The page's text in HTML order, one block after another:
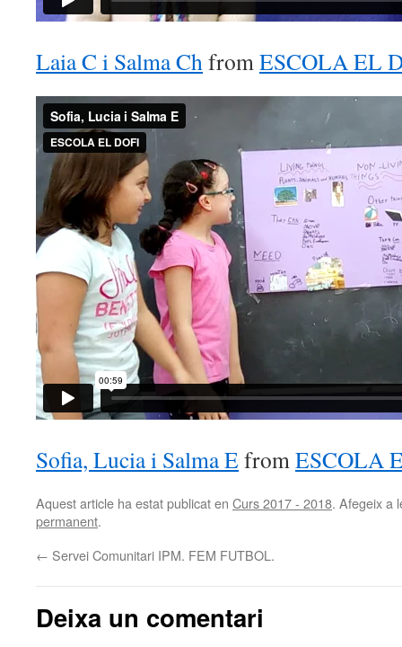
Laia C i Salma ChfromESCOLA EL
Sofia, Lucia i Salma E fromESCOLA
Aquest article ha estat publicat en Curs 2017 - 2018. Afegeix a
permanent.
← Servei Comunitari IPM. FEM FUTBOL.
Deixa un comentari